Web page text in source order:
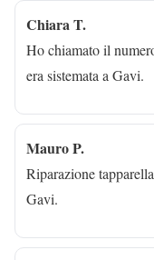
Chiara T.
Ho chiamato il
era sistemata a Gavi.
Mauro P.
Riparazione
Gavi.